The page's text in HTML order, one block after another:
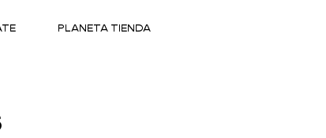
PLANETA TIENDA